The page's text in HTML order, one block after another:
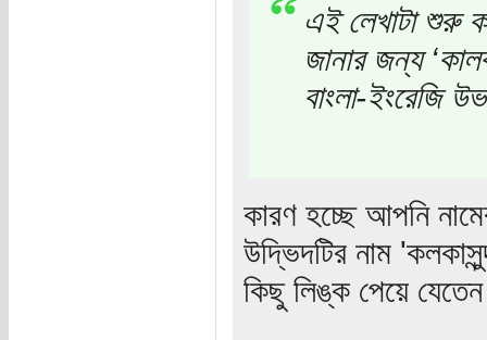
এই লেখাটা শুরু
জানার জন্য
বাংলা-ইংরেজি
কারণ হচ্ছে আপনি
উদ্ভিদটির নাম
কিছু লিঙ্ক পেয়ে